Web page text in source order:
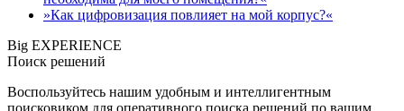
»Как цифровизация повлияет на мой корпус?«
Big EXPERIENCE
Поиск решений
Воспользуйтесь нашим удобным и интеллигентным